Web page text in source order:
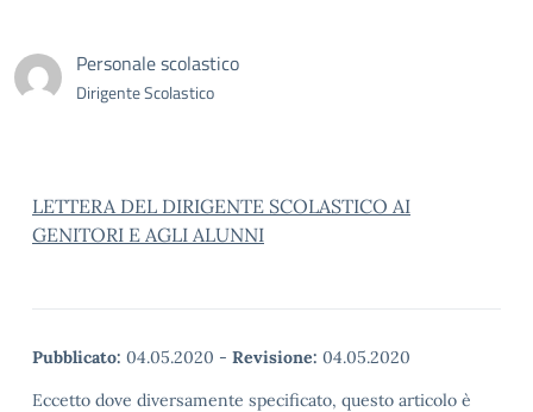
Personale scolastico
Dirigente Scolastico
LETTERA DEL DIRIGENTE SCOLASTICO AI
GENITORI E AGLI ALUNNI
Pubblicato: 04.05.2020 - Revisione: 04.05.2020
Eccetto dove diversamente specificato, questo articolo è